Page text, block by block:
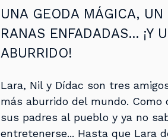
UNA GEODA MÁGICA,
RANAS ENFADADAS... ¡Y
ABURRIDO!
Lara, Nil y Dídac son tres
más aburrido del mundo. Como
sus padres al pueblo y ya no
entretenerse... Hasta que Lara